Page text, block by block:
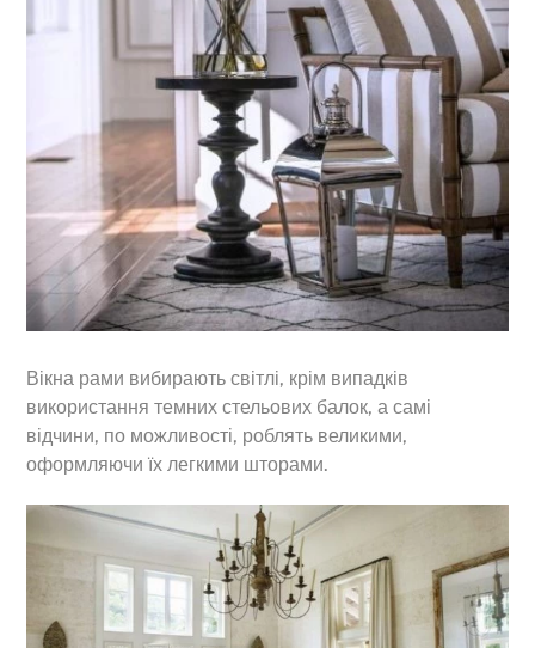
Вікна рами вибирають світлі, крім випадків
використання темних стельових балок, а самі
відчини, по можливості, роблять великими,
оформляючи їх легкими шторами.